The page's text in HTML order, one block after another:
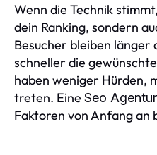
Wenn die Technik
dein Ranking, sondern
Besucher bleiben länger
schneller die
haben weniger Hürden,
treten. Eine Seo Agentur
Faktoren von Anfang an